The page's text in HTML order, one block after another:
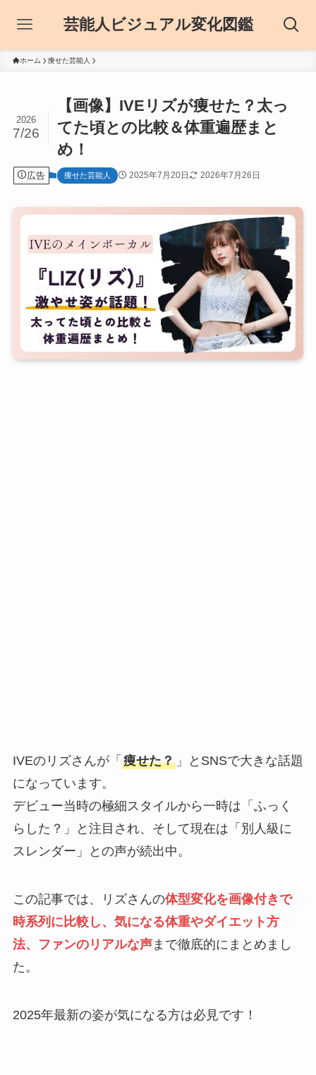
芸能人ビジュアル変化図鑑
ホーム 痩せた芸能人
【画像】IVEリズが痩せた？太っ
てた頃との比較＆体重遍歴まと
め！
2026
7/26
広告 痩せた芸能人 2025年7月20日 2026年7月26日
IVEのリズさんが「 痩せた？」とSNSで大きな話題
になっています。
デビュー当時の極細スタイルから一時は「ふっく
らした？」と注目され、そして現在は「別人級に
スレンダー」との声が続出中。
この記事では、リズさんの体型変化を画像付きで
時系列に比較し、気になる体重やダイエット方
法、ファンのリアルな声まで徹底的にまとめまし
た。
2025年最新の姿が気になる方は必見です！